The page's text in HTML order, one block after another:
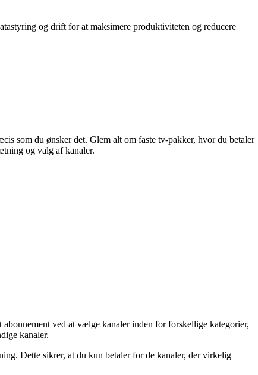
og drift for at maksimere produktiviteten og reducere
som du ønsker det. Glem alt om faste tv-pakker, hvor du betaler
og valg af kanaler.
ved at vælge kanaler inden for forskellige kategorier,
kanaler.
Dette sikrer, at du kun betaler for de kanaler, der virkelig